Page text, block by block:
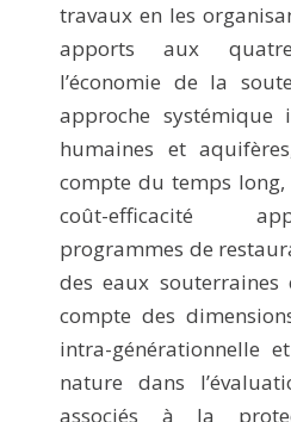
travaux en les
apports aux
l’économie de la
approche systémique
humaines et
compte du temps
coût-efficacité
programmes de
des eaux
compte des
intra-générationnelle
nature dans
associés à la